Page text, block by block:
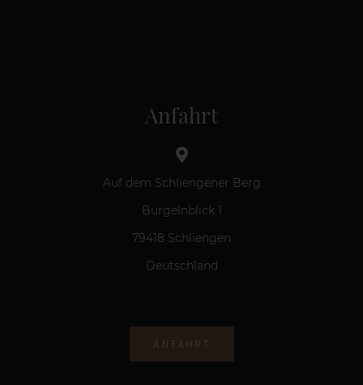
Anfahrt
Auf dem Schliengener Berg
Bürgelnblick 1
79418 Schliengen
Deutschland
ANFAHRT